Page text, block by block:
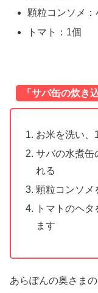
顆粒コンソメ：
トマト：1個
「サバ缶の炊き
お米を洗い、
サバの水煮缶
れる
顆粒コンソメ
トマトのヘ
ます
あらぽんの奥さま